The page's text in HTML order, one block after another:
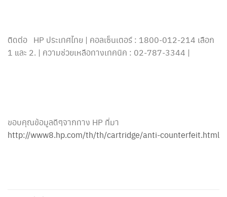
ติดต่อ HP ประเทศไทย | คอลเซ็นเตอร์ : 1800-012-214 เลือก
1 และ 2. | ความช่วยเหลือทางเทคนิค : 02-787-3344 |
ขอบคุณข้อมูลดีๆจากทาง HP ที่มา
http://www8.hp.com/th/th/cartridge/anti-counterfeit.html